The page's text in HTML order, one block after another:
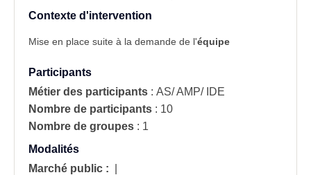
Contexte d'intervention
Mise en place suite à la demande de l'équipe
Participants
Métier des participants : AS/ AMP/ IDE
Nombre de participants : 10
Nombre de groupes : 1
Modalités
Marché public :